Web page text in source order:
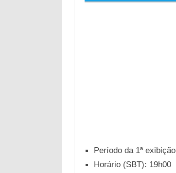
Período da 1ª
Horário (SBT): 19h00